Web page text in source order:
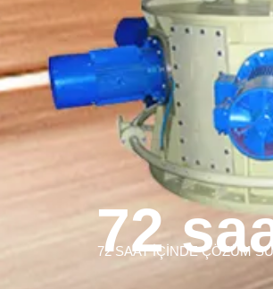
72
72 SAAT İÇİNDE ÇÖZÜM